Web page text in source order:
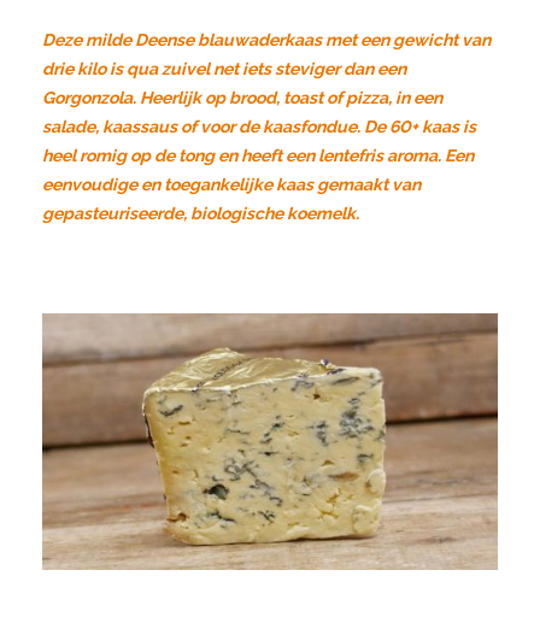
Deze milde Deense blauwaderkaas met een gewicht van
drie kilo is qua zuivel net iets steviger dan een
Gorgonzola. Heerlijk op brood, toast of pizza, in een
salade, kaassaus of voor de kaasfondue. De 60+ kaas is
heel romig op de tong en heeft een lentefris aroma. Een
eenvoudige en toegankelijke kaas gemaakt van
gepasteuriseerde, biologische koemelk.